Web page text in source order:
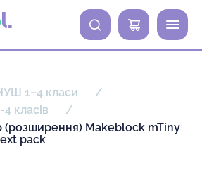
0
1–4 класи
класів
(розширення) Makeblock mTiny
pack